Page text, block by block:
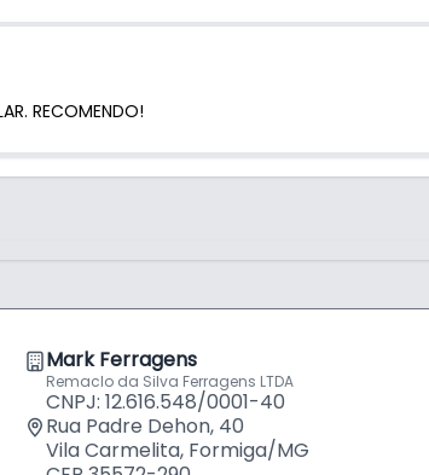
RECOMENDO!
Mark Ferragens
Remaclo da Silva Ferragens LTDA
CNPJ: 12.616.548/0001-40
Rua Padre Dehon, 40
Vila Carmelita, Formiga/MG